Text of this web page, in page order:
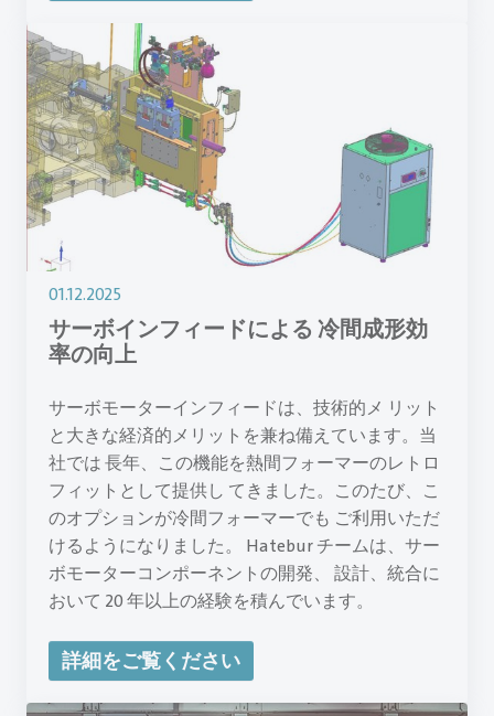
01.12.2025
サーボインフィードによる 冷間成形効
率の向上
サーボモーターインフィードは、技術的メ リット
と大きな経済的メリットを兼ね備えています。当
社では 長年、この機能を熱間フォーマーのレトロ
フィットとして提供し てきました。このたび、こ
のオプションが冷間フォーマーでも ご利用いただ
けるようになりました。 Hatebur チームは、サー
ボモーターコンポーネントの開発、 設計、統合に
おいて 20 年以上の経験を積んでいます。
詳細をご覧ください